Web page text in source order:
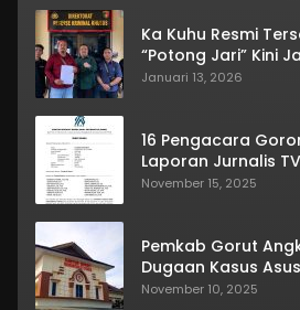
Ka Kuhu Resmi
“Potong Jari” Kini
Januari 13, 2026
16 Pengacara
Laporan Jurnalis
November 15, 2025
Pemkab Gorut
Dugaan Kasus
November 10, 2025